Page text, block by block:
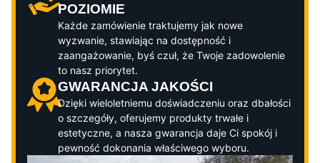
POZIOMIE
Każde zamówienie traktujemy jak nowe
wyzwanie, stawiając na dostępność i
zaangażowanie, byś czuł, że Twoje zadowolenie
to nasz priorytet.
GWARANCJA JAKOŚCI
Dzięki wieloletniemu doświadczeniu oraz dbałości
o szczegóły, oferujemy produkty trwałe i
estetyczne, a nasza gwarancja daje Ci spokój i
pewność dokonania właściwego wyboru.